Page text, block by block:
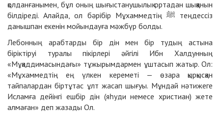
қолданғанымен, бұл оның шығыстанушылық ортадан шыққанын
білдіреді. Алайда, ол бәрібір Мұхаммедтің ﷺ теңдессіз
данышпан екенін мойындауға мәжбүр болды.
Лебонның арабтарды бір дін мен бір тудың астына
біріктіруі туралы пікірлері әйгілі Ибн Халдунның
«Мұқаддимасындағы» тұжырымдармен ұштасып жатыр. Ол:
«Мұхаммедтің ең үлкен кереметі — өзара қырқысқан
тайпалардан біртұтас ұлт жасап шығуы. Мұндай нәтижеге
Исламға дейінгі ешбір дін (яһуди немесе христиан) жете
алмаған» деп жазады Ол.